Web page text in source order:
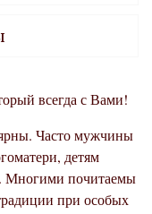
всегда с Вами!
Часто мужчины
детям
Многими почитаемы
при особых